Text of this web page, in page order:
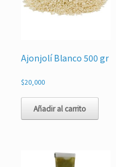
Ajonjolí Blanco 500 gr
$20,000
Añadir al carrito